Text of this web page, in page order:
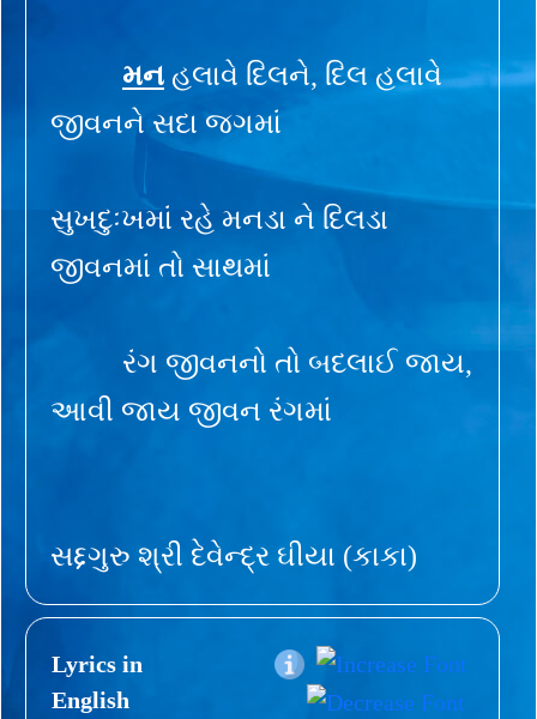
મન હલાવે દિલને, દિલ હલાવે
જીવનને સદા જગમાં
સુખદુઃખમાં રહે મનડા ને દિલડા
જીવનમાં તો સાથમાં
રંગ જીવનનો તો બદલાઈ જાય,
આવી જાય જીવન રંગમાં
સદ્દગુરુ શ્રી દેવેન્દ્ર ઘીયા (કાકા)
Lyrics in
English